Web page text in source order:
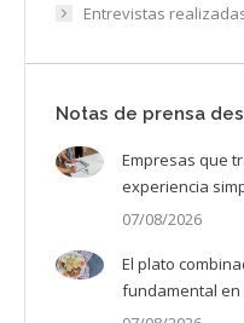
Entrevistas
Notas de prensa
Empresas que
experiencia
07/08/2026
El plato
fundamental